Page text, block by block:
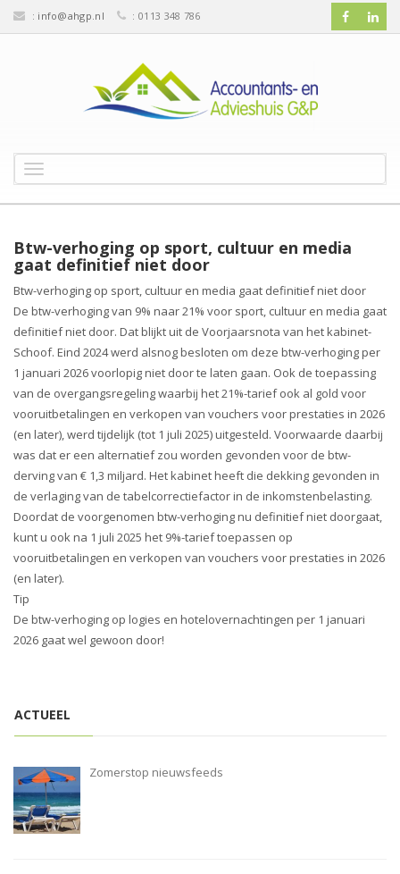
: info@ahgp.nl : 0113 348 786
o
g
l
e
a
v
g
a
t
i
o
n
Btw-verhoging op sport, cultuur en media
gaat definitief niet door
Btw-verhoging op sport, cultuur en media gaat definitief niet door
De btw-verhoging van 9% naar 21% voor sport, cultuur en media gaat
definitief niet door. Dat blijkt uit de Voorjaarsnota van het kabinet-
Schoof. Eind 2024 werd alsnog besloten om deze btw-verhoging per
1 januari 2026 voorlopig niet door te laten gaan. Ook de toepassing
van de overgangsregeling waarbij het 21%-tarief ook al gold voor
vooruitbetalingen en verkopen van vouchers voor prestaties in 2026
(en later), werd tijdelijk (tot 1 juli 2025) uitgesteld. Voorwaarde daarbij
was dat er een alternatief zou worden gevonden voor de btw-
derving van € 1,3 miljard. Het kabinet heeft die dekking gevonden in
de verlaging van de tabelcorrectiefactor in de inkomstenbelasting.
Doordat de voorgenomen btw-verhoging nu definitief niet doorgaat,
kunt u ook na 1 juli 2025 het 9%-tarief toepassen op
vooruitbetalingen en verkopen van vouchers voor prestaties in 2026
(en later).
Tip
De btw-verhoging op logies en hotelovernachtingen per 1 januari
2026 gaat wel gewoon door!
ACTUEEL
Zomerstop nieuwsfeeds